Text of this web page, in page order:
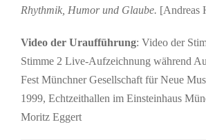
Rhythmik, Humor und Glaube. [Andreas
Video der Uraufführung: Video der
Stimme 2 Live-Aufzeichnung während
Fest Münchner Gesellschaft für Neue
1999, Echtzeithallen im Einsteinhaus
Moritz Eggert